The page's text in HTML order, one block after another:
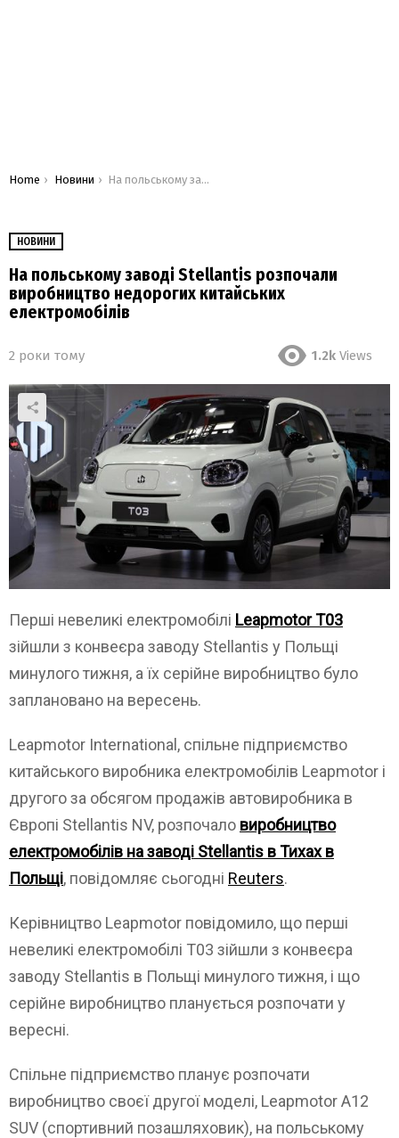
You are here:
Home Новини На польському заводі Stellantis розпочали виробництво недорогих китайських електромобілів
НОВИНИ
На польському заводі Stellantis розпочали
виробництво недорогих китайських
електромобілів
2 роки тому 1.2k Views
Перші невеликі електромобілі Leapmotor T03
зійшли з конвеєра заводу Stellantis у Польщі
минулого тижня, а їх серійне виробництво було
заплановано на вересень.
Leapmotor International, спільне підприємство
китайського виробника електромобілів Leapmotor і
другого за обсягом продажів автовиробника в
Європі Stellantis NV, розпочало виробництво
електромобілів на заводі Stellantis в Тихах в
Польщі, повідомляє сьогодні Reuters.
Керівництво Leapmotor повідомило, що перші
невеликі електромобілі T03 зійшли з конвеєра
заводу Stellantis в Польщі минулого тижня, і що
серійне виробництво планується розпочати у
вересні.
Спільне підприємство планує розпочати
виробництво своєї другої моделі, Leapmotor A12
SUV (спортивний позашляховик), на польському